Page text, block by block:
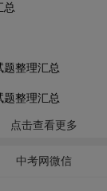
总
题整理汇总
题整理汇总
点击查看更多
中考网微信